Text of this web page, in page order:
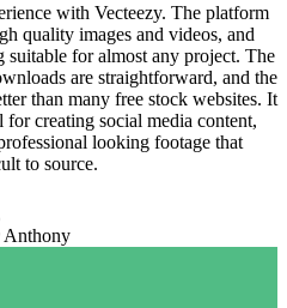
with Vecteezy. The platform
quality images and videos, and
suitable for almost any project. The
are straightforward, and the
than many free stock websites. It
for creating social media content,
looking footage that
to source.
Anthony